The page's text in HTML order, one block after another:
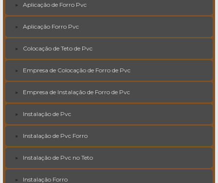
Aplicação de Forro Pvc
Aplicação Forro Pvc
Colocação de Teto de Pvc
Empresa de Colocação de Forro de Pvc
Empresa de Instalação de Forro de Pvc
Instalação de Pvc
Instalação de Pvc Forro
Instalação de Pvc no Teto
Instalação Forro